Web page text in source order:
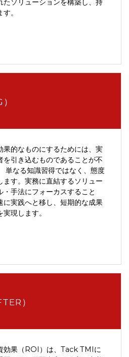
たソリューションを構築し、持
。
果的なものにするためには、実
を引き込むものであることが不
単なる知識習得ではなく、態度
ます。実務に直結するソリュー
手法にフォーカスすること
に実践へと移し、短期的な成果
現します。
）
効果（ROI）は、Tack TMIに